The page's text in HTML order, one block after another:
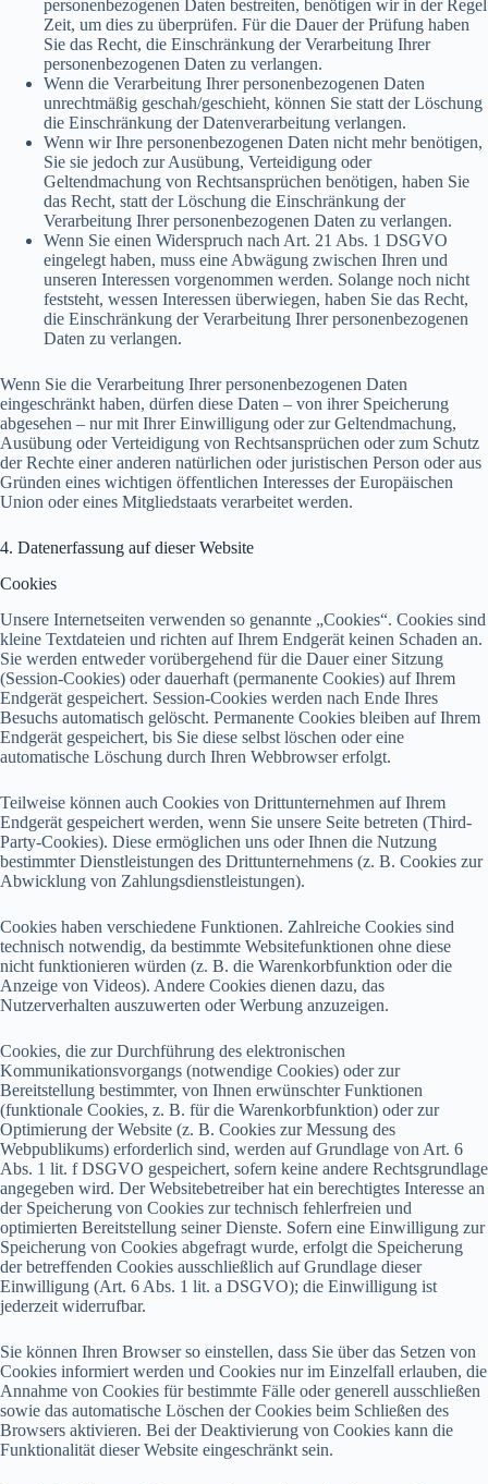
personenbezogenen Daten bestreiten, benötigen wir in der Regel
Zeit, um dies zu überprüfen. Für die Dauer der Prüfung haben
Sie das Recht, die Einschränkung der Verarbeitung Ihrer
personenbezogenen Daten zu verlangen.
Wenn die Verarbeitung Ihrer personenbezogenen Daten
unrechtmäßig geschah/geschieht, können Sie statt der Löschung
die Einschränkung der Datenverarbeitung verlangen.
Wenn wir Ihre personenbezogenen Daten nicht mehr benötigen,
Sie sie jedoch zur Ausübung, Verteidigung oder
Geltendmachung von Rechtsansprüchen benötigen, haben Sie
das Recht, statt der Löschung die Einschränkung der
Verarbeitung Ihrer personenbezogenen Daten zu verlangen.
Wenn Sie einen Widerspruch nach Art. 21 Abs. 1 DSGVO
eingelegt haben, muss eine Abwägung zwischen Ihren und
unseren Interessen vorgenommen werden. Solange noch nicht
feststeht, wessen Interessen überwiegen, haben Sie das Recht,
die Einschränkung der Verarbeitung Ihrer personenbezogenen
Daten zu verlangen.
Wenn Sie die Verarbeitung Ihrer personenbezogenen Daten
eingeschränkt haben, dürfen diese Daten – von ihrer Speicherung
abgesehen – nur mit Ihrer Einwilligung oder zur Geltendmachung,
Ausübung oder Verteidigung von Rechtsansprüchen oder zum Schutz
der Rechte einer anderen natürlichen oder juristischen Person oder aus
Gründen eines wichtigen öffentlichen Interesses der Europäischen
Union oder eines Mitgliedstaats verarbeitet werden.
4. Datenerfassung auf dieser Website
Cookies
Unsere Internetseiten verwenden so genannte „Cookies“. Cookies sind
kleine Textdateien und richten auf Ihrem Endgerät keinen Schaden an.
Sie werden entweder vorübergehend für die Dauer einer Sitzung
(Session-Cookies) oder dauerhaft (permanente Cookies) auf Ihrem
Endgerät gespeichert. Session-Cookies werden nach Ende Ihres
Besuchs automatisch gelöscht. Permanente Cookies bleiben auf Ihrem
Endgerät gespeichert, bis Sie diese selbst löschen oder eine
automatische Löschung durch Ihren Webbrowser erfolgt.
Teilweise können auch Cookies von Drittunternehmen auf Ihrem
Endgerät gespeichert werden, wenn Sie unsere Seite betreten (Third-
Party-Cookies). Diese ermöglichen uns oder Ihnen die Nutzung
bestimmter Dienstleistungen des Drittunternehmens (z. B. Cookies zur
Abwicklung von Zahlungsdienstleistungen).
Cookies haben verschiedene Funktionen. Zahlreiche Cookies sind
technisch notwendig, da bestimmte Websitefunktionen ohne diese
nicht funktionieren würden (z. B. die Warenkorbfunktion oder die
Anzeige von Videos). Andere Cookies dienen dazu, das
Nutzerverhalten auszuwerten oder Werbung anzuzeigen.
Cookies, die zur Durchführung des elektronischen
Kommunikationsvorgangs (notwendige Cookies) oder zur
Bereitstellung bestimmter, von Ihnen erwünschter Funktionen
(funktionale Cookies, z. B. für die Warenkorbfunktion) oder zur
Optimierung der Website (z. B. Cookies zur Messung des
Webpublikums) erforderlich sind, werden auf Grundlage von Art. 6
Abs. 1 lit. f DSGVO gespeichert, sofern keine andere Rechtsgrundlage
angegeben wird. Der Websitebetreiber hat ein berechtigtes Interesse an
der Speicherung von Cookies zur technisch fehlerfreien und
optimierten Bereitstellung seiner Dienste. Sofern eine Einwilligung zur
Speicherung von Cookies abgefragt wurde, erfolgt die Speicherung
der betreffenden Cookies ausschließlich auf Grundlage dieser
Einwilligung (Art. 6 Abs. 1 lit. a DSGVO); die Einwilligung ist
jederzeit widerrufbar.
Sie können Ihren Browser so einstellen, dass Sie über das Setzen von
Cookies informiert werden und Cookies nur im Einzelfall erlauben, die
Annahme von Cookies für bestimmte Fälle oder generell ausschließen
sowie das automatische Löschen der Cookies beim Schließen des
Browsers aktivieren. Bei der Deaktivierung von Cookies kann die
Funktionalität dieser Website eingeschränkt sein.